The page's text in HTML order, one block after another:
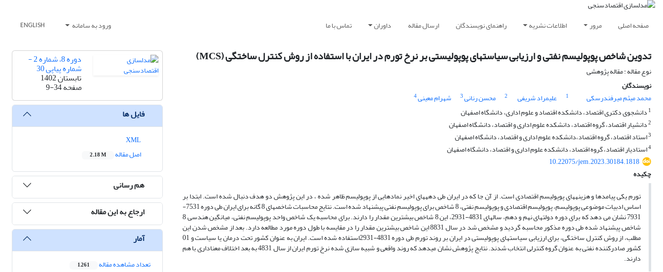
صفحه اصلی مرور اطلاعات نشریه راهنمای نویسندگان ارسال مقاله داوران تماس با ما ورود به سامانه ENGLISH
تدوین شاخص پوپولیسم نفتی و ارزیابی سیاست‮های پوپولیستی بر نرخ تورم در ایران ‬با استفاده از روش کنترل ساختگی (MCS)‬‬‬‬‬‬‬‬‬‬‬‬‬‬‬‬‬‬‬‬‬‬‬‬‬‬‬‬‬‬‬‬‬‬‬‬‬‬
نوع مقاله : مقاله پژوهشی
نویسندگان
محمد میثم میرفندرسکی
1 علیمراد شریفی 2 محسن رنانی3 شهرام معینی4
1 دانشجوی دکتری اقتصاد، دانشکده اقتصاد و علوم اداری، دانشگاه اصفهان
2دانشیار اقتصاد، گروه اقتصاد، دانشکده علوم اداری و اقتصاد، دانشگاه اصفهان
3استاد اقتصاد، گروه اقتصاد،دانشکده علوم اداری و اقتصاد، دانشگاه اصفهان
4استادیار اقتصاد، گروه اقتصاد، دانشکده علوم اداری و اقتصاد، دانشگاه اصفهان
10.22075/jem.2023.30184.1818
چکیده
تورم یکی پیامدها و هزینههای پوپولیسم اقتصادی است. از آن جا که در ایران طی دهههای اخیر نمادهایی از پوپولیسم ظاهر شده ، در این پژوهش دو هدف دنبال شده است. ابتدا بر
اساس ادبیات موضوعی پوپولیسم، پوپولیسم اقتصادی و پوپولیسم نفتی، 8 شاخص برای پوپولیسم نفتی پیشنهاد شده است. نتایج محاسبات شاخصهای 8 گانه برای ایران طی دوره 7531-
7931 نشان می دهد که برای دوره دولتهای نهم و دهم، سالهای 4831-2931، این 8 شاخص بیشترین مقدار را دارند. برای محاسبه یک شاخص واحد پوپولیسم نفتی، میانگین هندسی 8
شاخص پیشنهاد شده طی دوره مذکور محاسبه گردید و مشخص شد در سال 8831 این شاخص بیشترین مقدار را در مقایسه با طول دوره مورد مطالعه دارد. بعد از مشخص شدن این
مطلب، از روش کنترل ساختگی، برای ارزیابی سیاستهای پوپولیستی در ایران بر روند تورم طی دوره 4831-2931استفاده شده است. ایران به عنوان کشور تحت درمان یا سیاست و 01
کشور صادرکننده نفتی به عنوان گروه کنترلی انتخاب شدند. نتایج پژوهش نشان میدهد که روند واقعی و شبیه سازی شده نرخ تورم ایران از سال 4831 به بعد اختلاف معناداری با هم
دارند.
دوره 8، شماره 2 -
شماره پیاپی 30
تابستان 1402
صفحه9-34
فایل ها
اصل مقاله
2.18 M
هم رسانی
ارجاع به این مقاله
آمار
تعداد مشاهده مقاله 1,261